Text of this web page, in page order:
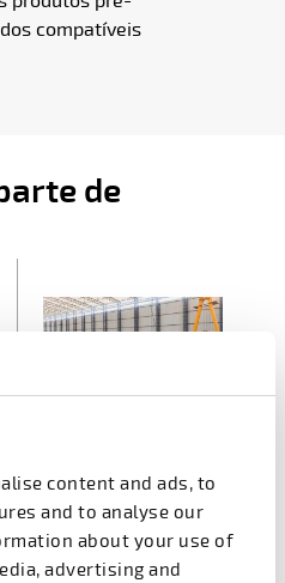
content and ads, to
and to analyse our
about your use of
advertising and
compatíveis
de
Parede SEMI